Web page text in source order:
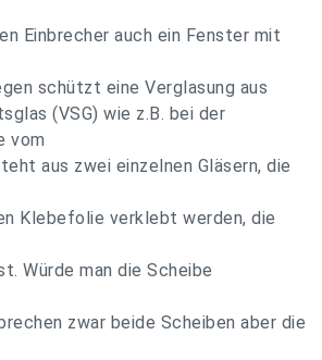
Einbrecher auch ein Fenster mit
schützt eine Verglasung aus
(VSG) wie z.B. bei der
vom
aus zwei einzelnen Gläsern, die
Klebefolie verklebt werden, die
Würde man die Scheibe
zwar beide Scheiben aber die